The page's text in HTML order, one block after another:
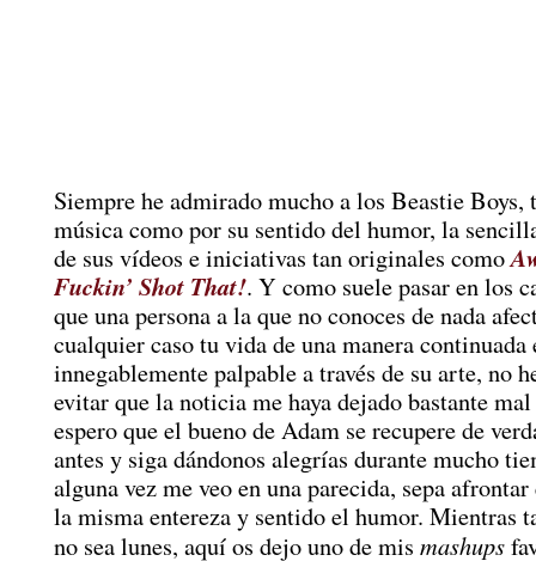
Siempre he admirado mucho a los Beastie Boys,
música como por su sentido del humor, la
de sus vídeos e iniciativas tan originales como
Fuckin’ Shot That!. Y como suele pasar en los
que una persona a la que no conoces de nada
cualquier caso tu vida de una manera continuada
innegablemente palpable a través de su arte, no
evitar que la noticia me haya dejado bastante
espero que el bueno de Adam se recupere de
antes y siga dándonos alegrías durante mucho
alguna vez me veo en una parecida, sepa
la misma entereza y sentido el humor. Mientras
no sea lunes, aquí os dejo uno de mis mashups